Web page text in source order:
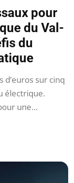
pour
du Val-
du
d’euros sur cinq
électrique.
une…